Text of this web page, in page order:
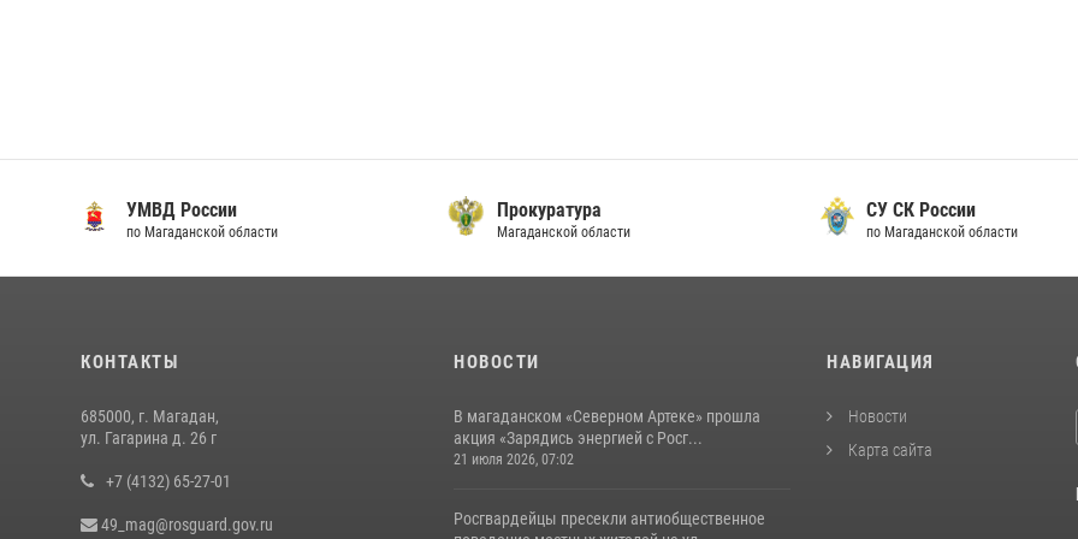
УМВД России
по Магаданской области
Прокуратура
Магаданской области
СУ СК России
по Магаданской области
КОНТАКТЫ
685000, г. Магадан,
ул. Гагарина д. 26 г
+7 (4132) 65-27-01
49_mag@rosguard.gov.ru
НОВОСТИ
В магаданском «Северном Артеке» прошла
акция «Зарядись энергией с Росг...
21 июля 2026, 07:02
Росгвардейцы пресекли антиобщественное
НАВИГАЦИЯ
Новости
Карта сайта